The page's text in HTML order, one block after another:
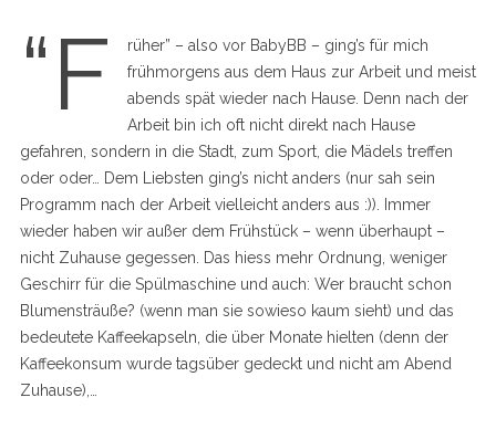
“F
rüher” – also vor BabyBB – ging’s für mich
frühmorgens aus dem Haus zur Arbeit und meist
abends spät wieder nach Hause. Denn nach der
Arbeit bin ich oft nicht direkt nach Hause
gefahren, sondern in die Stadt, zum Sport, die Mädels treffen
oder oder… Dem Liebsten ging’s nicht anders (nur sah sein
Programm nach der Arbeit vielleicht anders aus :)). Immer
wieder haben wir außer dem Frühstück – wenn überhaupt –
nicht Zuhause gegessen. Das hiess mehr Ordnung, weniger
Geschirr für die Spülmaschine und auch: Wer braucht schon
Blumensträuße? (wenn man sie sowieso kaum sieht) und das
bedeutete Kaffeekapseln, die über Monate hielten (denn der
Kaffeekonsum wurde tagsüber gedeckt und nicht am Abend
Zuhause),…